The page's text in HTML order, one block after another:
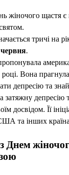
жіночого щастя
тричі на
.
році. Вона
депресію та
затяжну депресію
досвідом. Її
та інших
Днем